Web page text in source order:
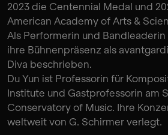
2023 die Centennial Medal und
American Academy of Arts &
Als Performerin und
ihre Bühnenpräsenz als
Diva beschrieben.
Du Yun ist Professorin für
Institute und Gastprofessorin am
Conservatory of Music. Ihre
weltweit von G. Schirmer verlegt.